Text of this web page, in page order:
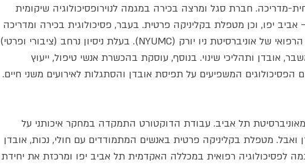
מדריכה. חברת סגל ומרצה בכירה במגמה לנוירופסיכולוגיה שיקומית
יפו, וכן מטפלת בקליניקה פרטית. בעבר, פסיכולוגית בכירה ומדריכה
קלינית במרכז הרפואי "שיבא" תל השומר והמרכז הרפואי של אוניברסיטת ניו יורק (NYUMC). בעלת ניסיון נרחב (ציבורי ופרטי)
אובדן ותהליכי שינוי. בנוסף, עוסקת בהכשרת אנשי טיפול, ייעוץ
הפסיכולוגים המשפיעים על תפיסת אובדן והסתגלות לאירועים משני חיים.
פסיכולוגית רפואית מומחית-מדריכה, בעלת PhD מאוניברסיטת תל אביב. עבודת הדוקטורט התמקדה במחקר איכותני על
מטפלת בקליניקה פרטית באנשים המתמודדים עם חולי, נכות, אובדן
לפסיכולוגיה רפואית במכללה האקדמית תל אביב יפו ומרכזת את יחידת